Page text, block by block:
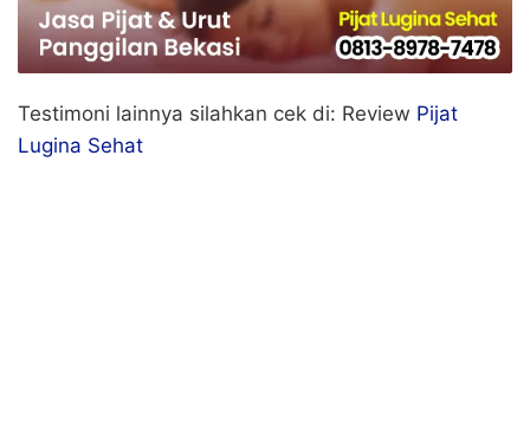
Testimoni lainnya silahkan cek di: Review Pijat
Lugina Sehat